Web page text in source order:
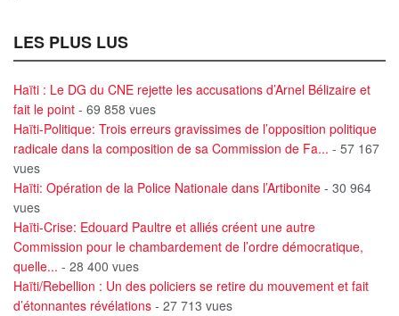
LES PLUS LUS
Haïti : Le DG du CNE rejette les accusations d’Arnel Bélizaire et
fait le point - 69 858 vues
Haïti-Politique: Trois erreurs gravissimes de l’opposition politique
radicale dans la composition de sa Commission de Fa... - 57 167
vues
Haïti: Opération de la Police Nationale dans l’Artibonite - 30 964
vues
Haïti-Crise: Edouard Paultre et alliés créent une autre
Commission pour le chambardement de l’ordre démocratique,
quelle... - 28 400 vues
Haïti/Rebellion : Un des policiers se retire du mouvement et fait
d’étonnantes révélations - 27 713 vues